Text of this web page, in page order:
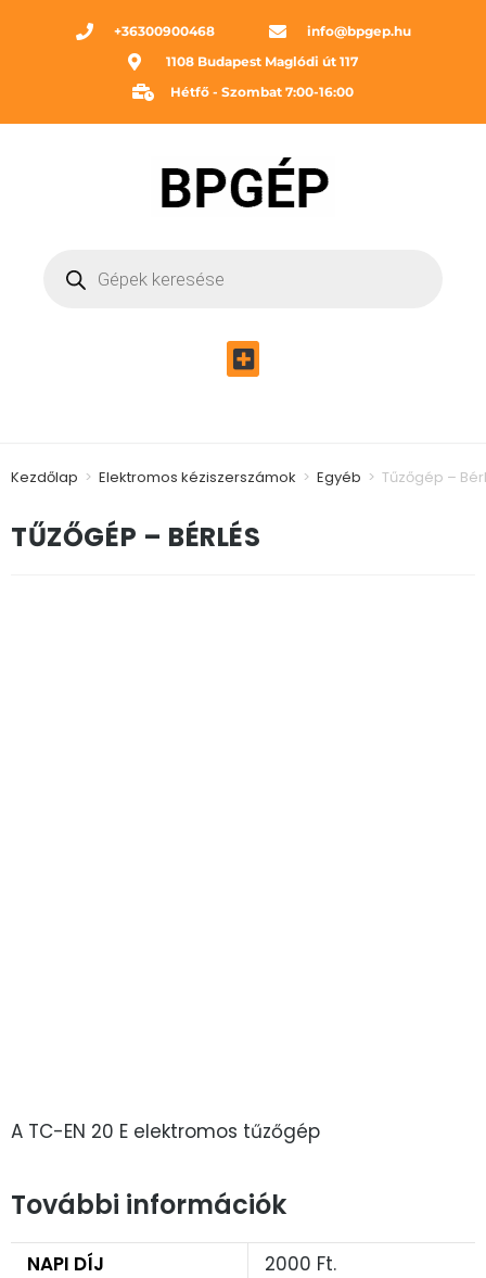
+36300900468
info@bpgep.hu
1108 Budapest Maglódi út 117
Hétfő - Szombat 7:00-16:00
Kezdőlap > Elektromos kéziszerszámok > Egyéb > Tűzőgép –
TŰZŐGÉP – BÉRLÉS
A TC-EN 20 E elektromos tűzőgép
További információk
NAPI DÍJ 2000 Ft.